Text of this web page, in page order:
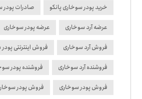
خرید پودر سوخاری پانکو صادرات پودر
عرضه آرد سوخاری عرضه پودر سوخاری
فروش آرد سوخاری فروش اینترنتی
فروشنده آرد سوخاری فروشنده پودر
فروش پودر سوخاری فروش پودر